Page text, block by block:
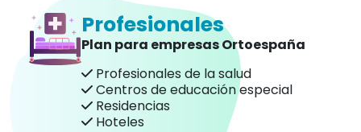
Profesionales
Plan para empresas Ortoespaña
Profesionales de la salud
Centros de educación especial
Residencias
Hoteles